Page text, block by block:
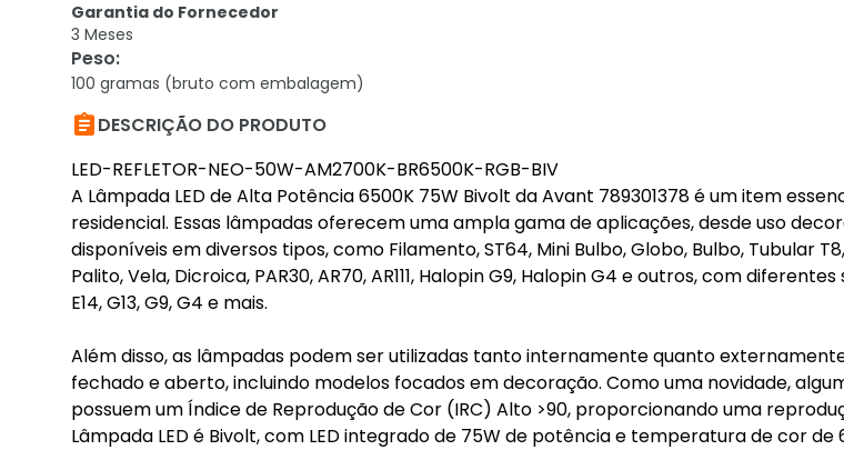
Garantia do Fornecedor
3 Meses
Peso:
100 gramas (bruto com embalagem)
DESCRIÇÃO DO PRODUTO
LED-REFLETOR-NEO-50W-AM2700K-BR6500K-RGB-BIV
A Lâmpada LED de Alta Potência 6500K 75W Bivolt da Avant 789301378 é um item
residencial. Essas lâmpadas oferecem uma ampla gama de aplicações, desde uso
disponíveis em diversos tipos, como Filamento, ST64, Mini Bulbo, Globo, Bulbo, Tubular T8,
Palito, Vela, Dicroica, PAR30, AR70, AR111, Halopin G9, Halopin G4 e outros, com
E14, G13, G9, G4 e mais.
Além disso, as lâmpadas podem ser utilizadas tanto internamente quanto
fechado e aberto, incluindo modelos focados em decoração. Como uma novidade,
possuem um Índice de Reprodução de Cor (IRC) Alto >90, proporcionando uma
Lâmpada LED é Bivolt, com LED integrado de 75W de potência e temperatura de cor de